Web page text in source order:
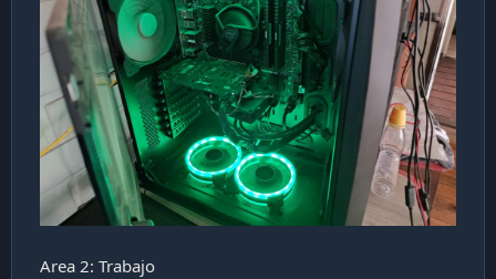
Area 2: Trabajo